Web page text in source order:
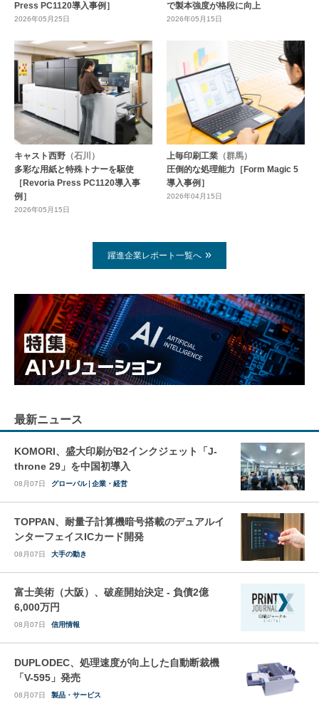
Press PC1120導入事例］
2026年05月25日
で製本強度が格段に向上
2026年05月15日
キャスト西野 （石川）
多彩な用紙と特殊トナーを駆使
［Revoria Press PC1120導入事
例］
2026年05月15日
上毎印刷工業 （群馬）
圧倒的な処理能力［Form Magic 5
導入事例］
2026年04月15日
躍進企業レポート一覧へ
最新ニュース
KOMORI、盛大印刷がB2インクジェット「J-
throne 29」を中国初導入
08月07日 グローバル 企業・経営
TOPPAN、耐量子計算機暗号搭載のデュアルイ
ンターフェイスICカード開発
08月07日 大手の動き
富士美術（大阪）、破産開始決定 - 負債2億
6,000万円
08月07日 信用情報
DUPLODEC、処理速度が向上した自動断裁機
「V-595」発売
08月07日 製品・サービス